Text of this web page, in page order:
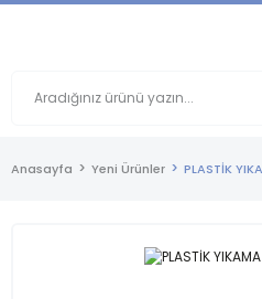
Anasayfa Yeni Ürünler PLASTİK